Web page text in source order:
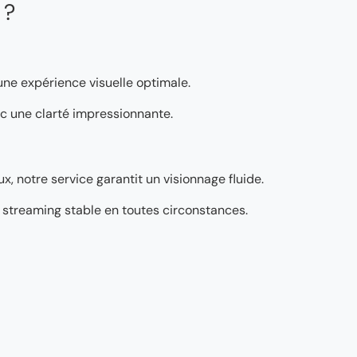
expérience visuelle optimale.
une clarté impressionnante.
notre service garantit un visionnage fluide.
stable en toutes circonstances.